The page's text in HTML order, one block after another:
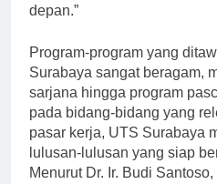
depan.”
Program-program yang
Surabaya sangat beragam,
sarjana hingga program
pada bidang-bidang yang
pasar kerja, UTS Surabaya
lulusan-lulusan yang siap
Menurut Dr. Ir. Budi